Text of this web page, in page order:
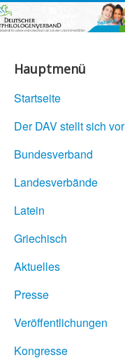
Hauptmenü
Startseite
Der DAV stellt sich vor
Bundesverband
Landesverbände
Latein
Griechisch
Aktuelles
Presse
Veröffentlichungen
Kongresse